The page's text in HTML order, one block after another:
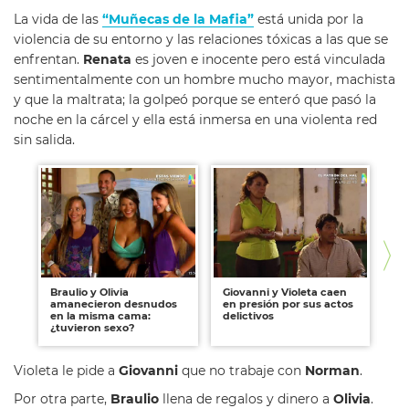
La vida de las “Muñecas de la Mafia” está unida por la
violencia de su entorno y las relaciones tóxicas a las que se
enfrentan. Renata es joven e inocente pero está vinculada
sentimentalmente con un hombre mucho mayor, machista
y que la maltrata; la golpeó porque se enteró que pasó la
noche en la cárcel y ella está inmersa en una violenta red
sin salida.
Braulio y Olivia
amanecieron desnudos
en la misma cama:
¿tuvieron sexo?
Giovanni y Violeta caen
en presión por sus actos
delictivos
Violeta le pide a Giovanni que no trabaje con Norman.
Por otra parte, Braulio llena de regalos y dinero a Olivia.